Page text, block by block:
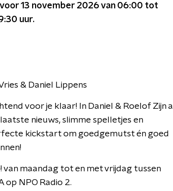
13 november 2026 van 06:00 tot
uur.
& Daniel Lippens
voor je klaar! In Daniel & Roelof Zijn al
nieuws, slimme spelletjes en
kickstart om goedgemutst én goed
van maandag tot en met vrijdag tussen
op NPO Radio 2.